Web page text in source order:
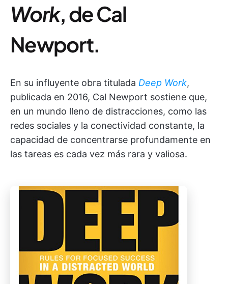
Work, de Cal
Newport.
En su influyente obra titulada Deep Work,
publicada en 2016, Cal Newport sostiene que,
en un mundo lleno de distracciones, como las
redes sociales y la conectividad constante, la
capacidad de concentrarse profundamente en
las tareas es cada vez más rara y valiosa.